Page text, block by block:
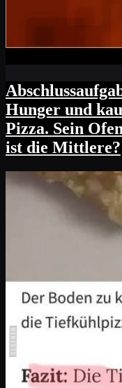
Hunger und
Pizza. Sein
ist die Mittlere?